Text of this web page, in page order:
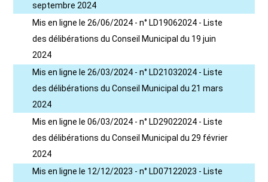
septembre 2024
Mis en ligne le 26/06/2024 - n° LD19062024 - Liste
des délibérations du Conseil Municipal du 19 juin
2024
Mis en ligne le 26/03/2024 - n° LD21032024 - Liste
des délibérations du Conseil Municipal du 21 mars
2024
Mis en ligne le 06/03/2024 - n° LD29022024 - Liste
des délibérations du Conseil Municipal du 29 février
2024
Mis en ligne le 12/12/2023 - n° LD07122023 - Liste